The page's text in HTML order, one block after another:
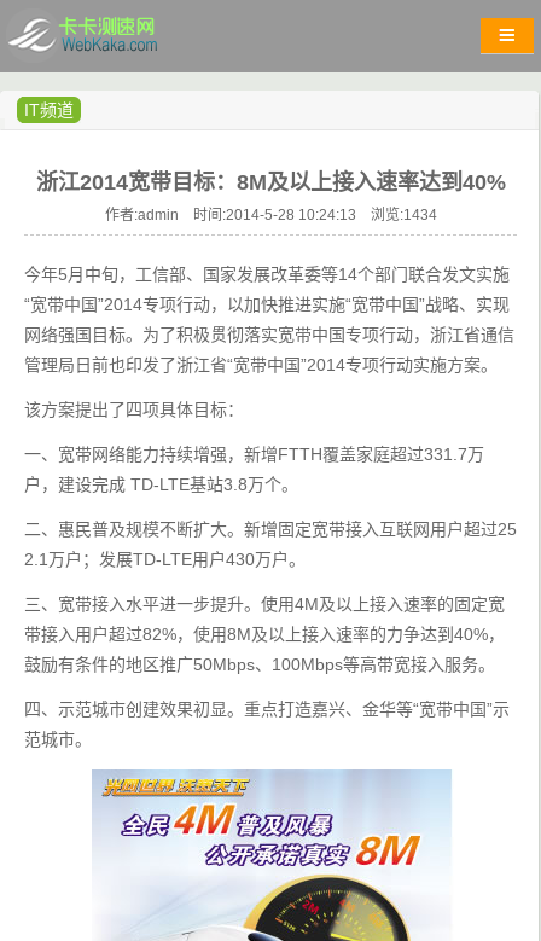
IT频道
浙江2014宽带目标：8M及以上接入速率达到40%
作者:admin 时间:2014-5-28 10:24:13 浏览:1434
今年5月中旬，工信部、国家发展改革委等14个部门联合发文实施
“宽带中国”2014专项行动，以加快推进实施“宽带中国”战略、实现
网络强国目标。为了积极贯彻落实宽带中国专项行动，浙江省通信
管理局日前也印发了浙江省“宽带中国”2014专项行动实施方案。
该方案提出了四项具体目标：
一、宽带网络能力持续增强，新增FTTH覆盖家庭超过331.7万
户，建设完成 TD-LTE基站3.8万个。
二、惠民普及规模不断扩大。新增固定宽带接入互联网用户超过25
2.1万户；发展TD-LTE用户430万户。
三、宽带接入水平进一步提升。使用4M及以上接入速率的固定宽
带接入用户超过82%，使用8M及以上接入速率的力争达到40%，
鼓励有条件的地区推广50Mbps、100Mbps等高带宽接入服务。
四、示范城市创建效果初显。重点打造嘉兴、金华等“宽带中国”示
范城市。